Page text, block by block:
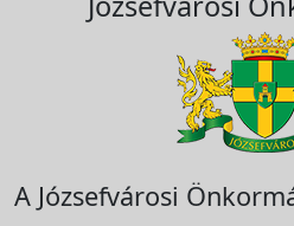
A Józsefvárosi